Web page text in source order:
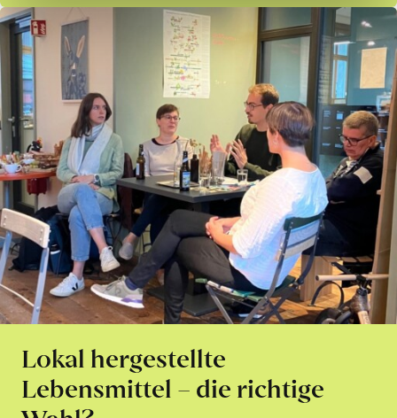
Lokal hergestellte
Lebensmittel – die richtige